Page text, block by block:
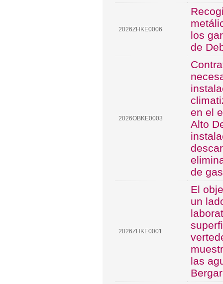
2026ZHKE0006
los
de
2026OBKE0003
en el
Alto
de
2026ZHKE0001
El
un
las